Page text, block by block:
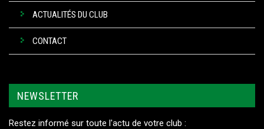
ACTUALITÉS DU CLUB
CONTACT
NEWSLETTER
Restez informé sur toute l'actu de votre club :